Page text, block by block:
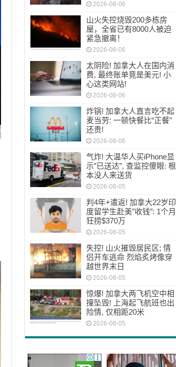
2026-08-06
山火失控烧毁200多栋房
屋，全省已有8000人被迫
紧急撤离！
2026-08-06
太阴险! 加拿大人在国内消
费, 最终账单竟是美元! 小
心这类网站!
2026-08-06
炸锅! 加拿大人直言吃不起
麦当劳: 一顿快餐比“正餐”
还贵!
2026-08-06
气炸! 大温华人买iPhone显
示”已送达”, 查监控傻眼: 根
本没人来送货
2026-08-05
判4年+遣返! 加拿大22岁印
度留学生赴美”收钱”: 1个月
狂捞$370万
2026-08-05
失控! 山火摧毁居民区; 情
侣开车逃命 烈焰炙烤像穿
越世界末日
2026-08-05
惊爆! 加拿大两飞机空中相
撞坠毁! 上海起飞航班也出
险情, 仅相距20米
2026-08-05